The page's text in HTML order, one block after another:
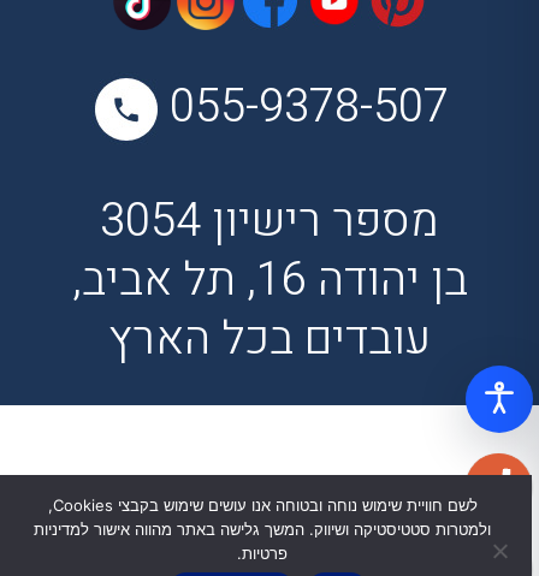
055-9378-507
מספר רישיון 3054
בן יהודה 16, תל אביב,
עובדים בכל הארץ
לשם חוויית שימוש נוחה ובטוחה אנו עושים שימוש בקבצי Cookies,
ולמטרות סטטיסטיקה ושיווק. המשך גלישה באתר מהווה אישור למדיניות
פרטיות.